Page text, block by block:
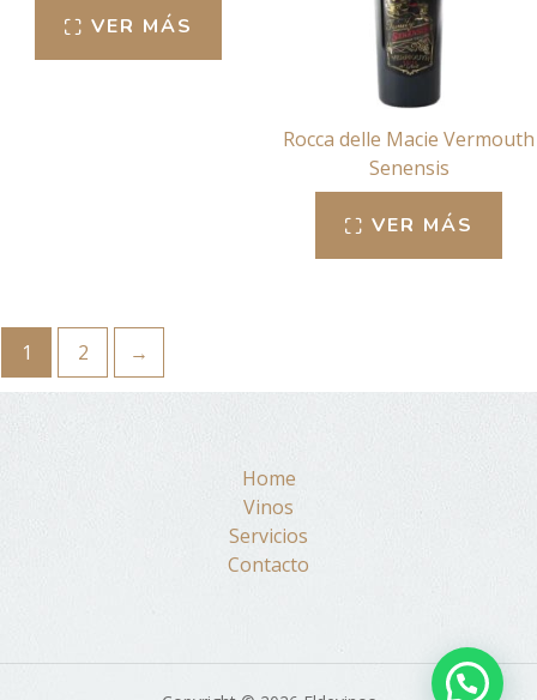
VER MÁS
Rocca delle Macie Vermouth
Senensis
VER MÁS
1 2 →
Home
Vinos
Servicios
Contacto